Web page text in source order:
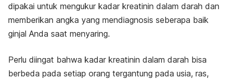
dipakai untuk mengukur kadar kreatinin dalam darah dan
memberikan angka yang mendiagnosis seberapa baik
ginjal Anda saat menyaring.
Perlu diingat bahwa kadar kreatinin dalam darah bisa
berbeda pada setiap orang tergantung pada usia, ras,